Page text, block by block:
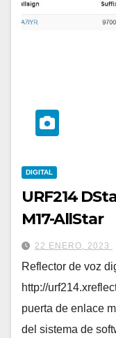
DIGITAL
URF214
M17-AllStar
22 ENERO, 2023
Reflector de voz
http://
puerta de enlace
del sistema de